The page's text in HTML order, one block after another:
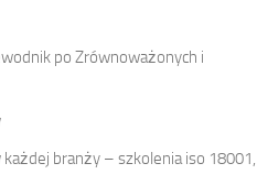
po Zrównoważonych i
branży – szkolenia iso 18001,